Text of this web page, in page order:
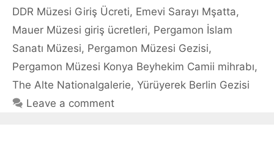
DDR Müzesi Giriş Ücreti, Emevi Sarayı Mşatta,
Mauer Müzesi giriş ücretleri, Pergamon İslam
Sanatı Müzesi, Pergamon Müzesi Gezisi,
Pergamon Müzesi Konya Beyhekim Camii mihrabı,
The Alte Nationalgalerie, Yürüyerek Berlin Gezisi
Leave a comment